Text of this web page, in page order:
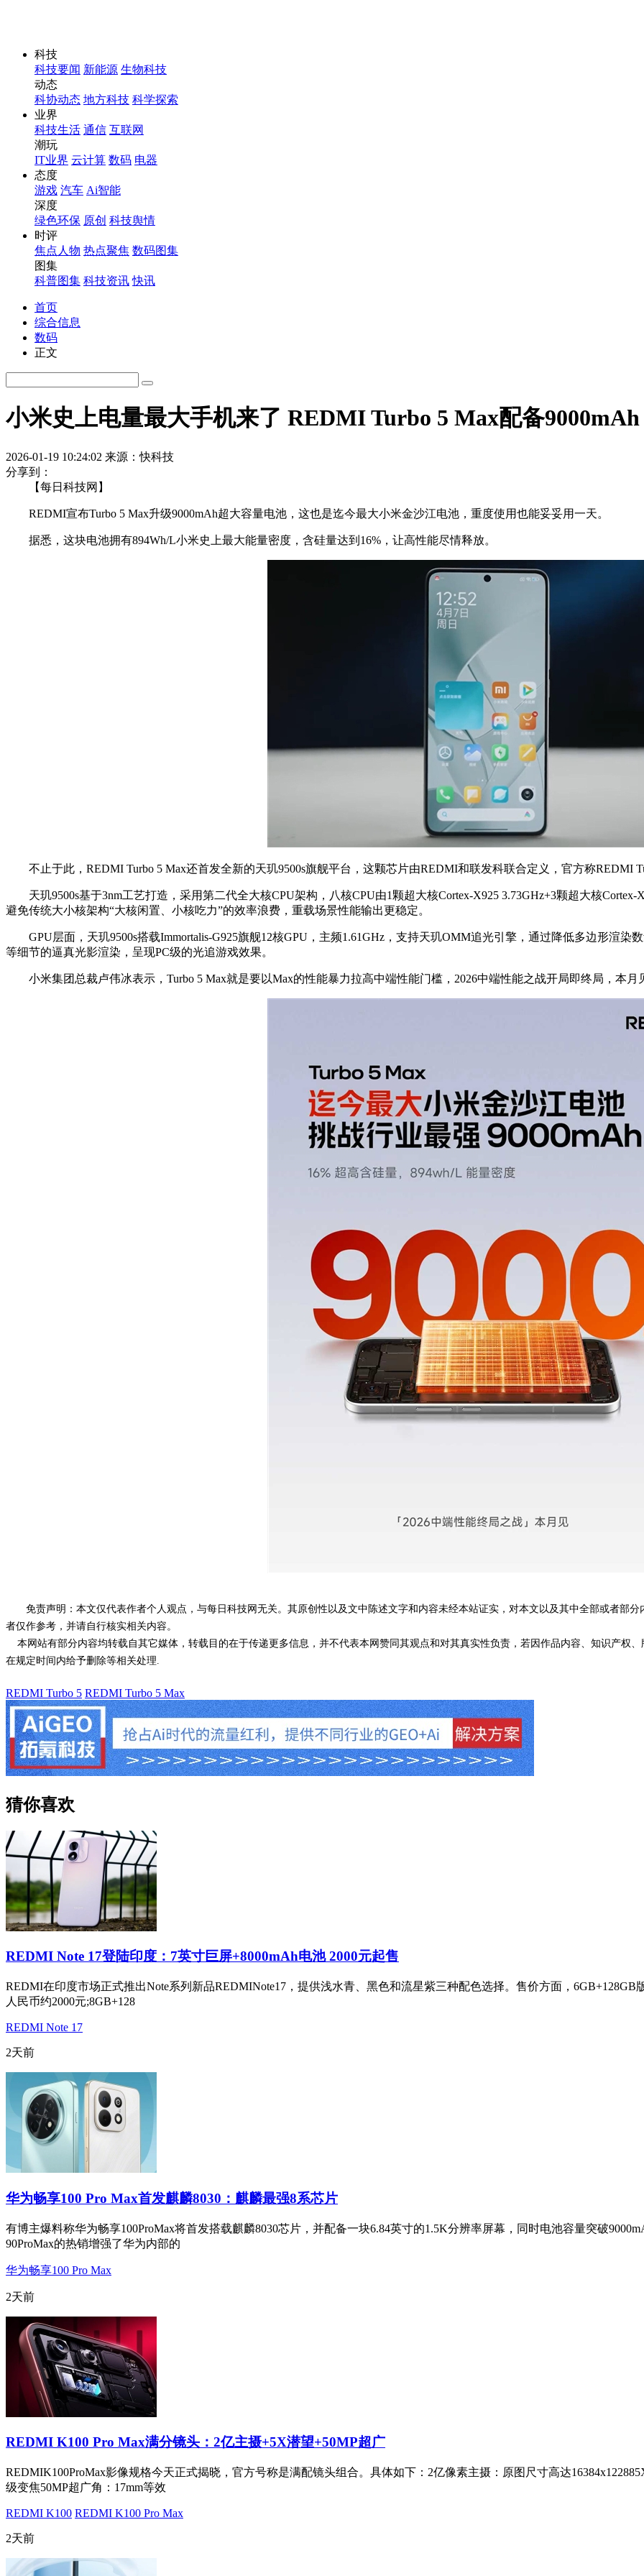
科技
科技要闻 新能源 生物科技
动态
科协动态 地方科技 科学探索
业界
科技生活 通信 互联网
潮玩
IT业界 云计算 数码 电器
态度
游戏 汽车 Ai智能
深度
绿色环保 原创 科技舆情
时评
焦点人物 热点聚焦 数码图集
图集
科普图集 科技资讯 快讯
首页
综合信息
数码
正文
小米史上电量最大手机来了 REDMI Turbo 5 Max配备9000mAh
2026-01-19 10:24:02 来源：快科技
分享到：
【每日科技网】
REDMI宣布Turbo 5 Max升级9000mAh超大容量电池，这也是迄今最大小米金沙江电池，重度使用也能妥妥用一天。
据悉，这块电池拥有894Wh/L小米史上最大能量密度，含硅量达到16%，让高性能尽情释放。
不止于此，REDMI Turbo 5 Max还首发全新的天玑9500s旗舰平台，这颗芯片由REDMI和联发科联合定义，官方称REDMI
天玑9500s基于3nm工艺打造，采用第二代全大核CPU架构，八核CPU由1颗超大核Cortex-X925 3.73GHz+3颗超大核Cortex-
避免传统大小核架构“大核闲置、小核吃力”的效率浪费，重载场景性能输出更稳定。
GPU层面，天玑9500s搭载Immortalis-G925旗舰12核GPU，主频1.61GHz，支持天玑OMM追光引擎，通过降低多边形渲染
等细节的逼真光影渲染，呈现PC级的光追游戏效果。
小米集团总裁卢伟冰表示，Turbo 5 Max就是要以Max的性能暴力拉高中端性能门槛，2026中端性能之战开局即终局，本月
免责声明：本文仅代表作者个人观点，与每日科技网无关。其原创性以及文中陈述文字和内容未经本站证实，对本文以及其中全部或者部
者仅作参考，并请自行核实相关内容。
本网站有部分内容均转载自其它媒体，转载目的在于传递更多信息，并不代表本网赞同其观点和对其真实性负责，若因作品内容、知识产权
在规定时间内给予删除等相关处理.
REDMI Turbo 5 REDMI Turbo 5 Max
猜你喜欢
REDMI Note 17登陆印度：7英寸巨屏+8000mAh电池 2000元起售
REDMI在印度市场正式推出Note系列新品REDMINote17，提供浅水青、黑色和流星紫三种配色选择。售价方面，6GB+128GB
人民币约2000元;8GB+128
REDMI Note 17
2天前
华为畅享100 Pro Max首发麒麟8030：麒麟最强8系芯片
有博主爆料称华为畅享100ProMax将首发搭载麒麟8030芯片，并配备一块6.84英寸的1.5K分辨率屏幕，同时电池容量突破
90ProMax的热销增强了华为内部的
华为畅享100 Pro Max
2天前
REDMI K100 Pro Max满分镜头：2亿主摄+5X潜望+50MP超广
REDMIK100ProMax影像规格今天正式揭晓，官方号称是满配镜头组合。具体如下：2亿像素主摄：原图尺寸高达
级变焦50MP超广角：17mm等效
REDMI K100 REDMI K100 Pro Max
2天前